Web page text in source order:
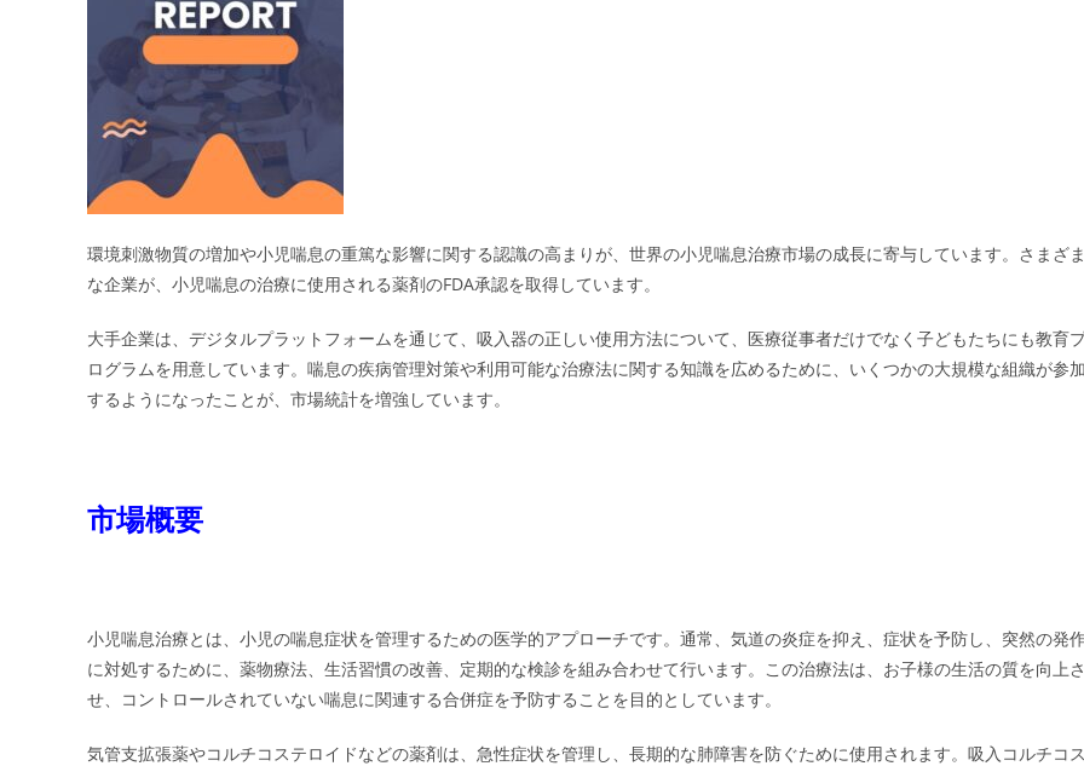
環境刺激物質の増加や小児喘息の重篤な影響に関する認識の高まりが、世界の小児喘息治療市場の成長に寄与しています。さまざま
な企業が、小児喘息の治療に使用される薬剤のFDA承認を取得しています。
大手企業は、デジタルプラットフォームを通じて、吸入器の正しい使用方法について、医療従事者だけでなく子どもたちにも教育
ログラムを用意しています。喘息の疾病管理対策や利用可能な治療法に関する知識を広めるために、いくつかの大規模な組織が参加
するようになったことが、市場統計を増強しています。
市場概要
小児喘息治療とは、小児の喘息症状を管理するための医学的アプローチです。通常、気道の炎症を抑え、症状を予防し、突然の発
に対処するために、薬物療法、生活習慣の改善、定期的な検診を組み合わせて行います。この治療法は、お子様の生活の質を向上さ
せ、コントロールされていない喘息に関連する合併症を予防することを目的としています。
気管支拡張薬やコルチコステロイドなどの薬剤は、急性症状を管理し、長期的な肺障害を防ぐために使用されます。吸入コルチコス